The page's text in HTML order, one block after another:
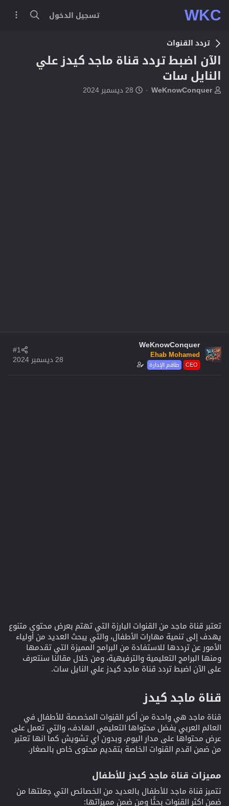
WKC تسجيل الدخول
تردد القنوات
الآن اضبط تردد قناة ماجد كيدز علي
النايل سات
بWeKnowConquer
ت28 ديسمبر 2024
WeKnowConquer
Ehab Mohamed
طاقم الإدارة CEO
28 ديسمبر 2024
#1
تعتبر قناة ماجد من القنوات البارزة التي تهتم بعرض محتوى متنوع
يهدف إلى تنمية مهارات الأطفال، والتي يبحث العديد من أولياء
الأمور عن ترددها للاستفادة من البرامج المميزة التي تقدمها
ومنها البرامج التعليمية والترفيهية، ومن خلال مقالنا سنتعرف
على الآن اضبط تردد قناة ماجد كيدز علي النايل سات.
قناة ماجد كيدز​
قناة ماجد هي واحدة من أكبر القنوات المخصصة للأطفال في
العالم العربي بفضل محتواها التعليمي الهادف، والتي تعمل على
عرض محتواها على مدار اليوم، وبدون اي تشويش كما انها تعتبر
من ضمن اقدم القنوات الخاصة بتقديم محتوى خاص بالصغار.
مميزات قناة ماجد كيدز للأطفال​
تتميز قناة ماجد للأطفال بالعديد من الخصائص التي جعلتها من
ضمن اكثر القنوات بحثًا ومن ضمن مميزاتها: